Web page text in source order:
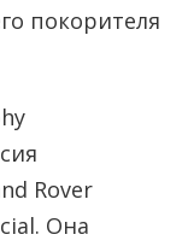
покорителя
Rover
Она